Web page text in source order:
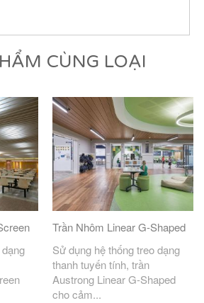
CÙNG LOẠI
Trần Nhôm Linear G-Shaped
Sử dụng hệ thống treo dạng
thanh tuyến tính, trần
Austrong Linear G-Shaped
cho cảm...